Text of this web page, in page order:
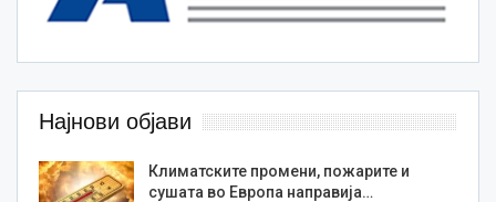
Најнови објави
Климатските промени, пожарите и
сушата во Европа направија…